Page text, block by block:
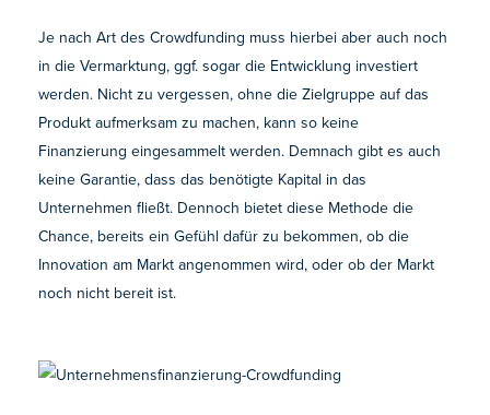
Je nach Art des Crowdfunding muss hierbei aber auch noch
in die Vermarktung, ggf. sogar die Entwicklung investiert
werden. Nicht zu vergessen, ohne die Zielgruppe auf das
Produkt aufmerksam zu machen, kann so keine
Finanzierung eingesammelt werden. Demnach gibt es auch
keine Garantie, dass das benötigte Kapital in das
Unternehmen fließt. Dennoch bietet diese Methode die
Chance, bereits ein Gefühl dafür zu bekommen, ob die
Innovation am Markt angenommen wird, oder ob der Markt
noch nicht bereit ist.